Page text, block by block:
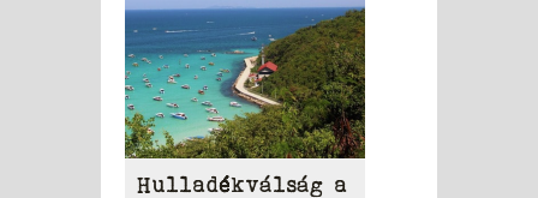
Hulladékválság a